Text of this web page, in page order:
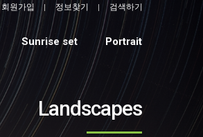
회원가입 정보찾기 검색하기
Sunrise set Portrait
Landscapes